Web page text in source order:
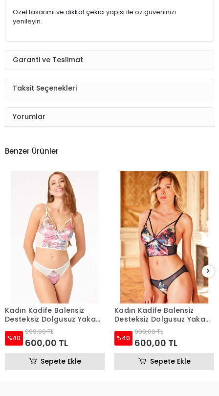
Özel tasarımı ve dikkat çekici yapısı ile öz güveninizi
yenileyin.
Garanti ve Teslimat
Taksit Seçenekleri
Yorumlar
Benzer Ürünler
Kadın Kadife Balensiz
Desteksiz Dolgusuz Yaka
Detaylı Çiçek Baskılı Bralet
Sütyen ve Slip Takım (4222
%40
999,00 TL
600,00 TL
Sepete Ekle
Kadın Kadife Balensiz
Desteksiz Dolgusuz Yaka
Detaylı Çiçek Baskılı Bralet
Sütyen ve Slip Takım
(4219)
%40
999,00 TL
600,00 TL
Sepete Ekle